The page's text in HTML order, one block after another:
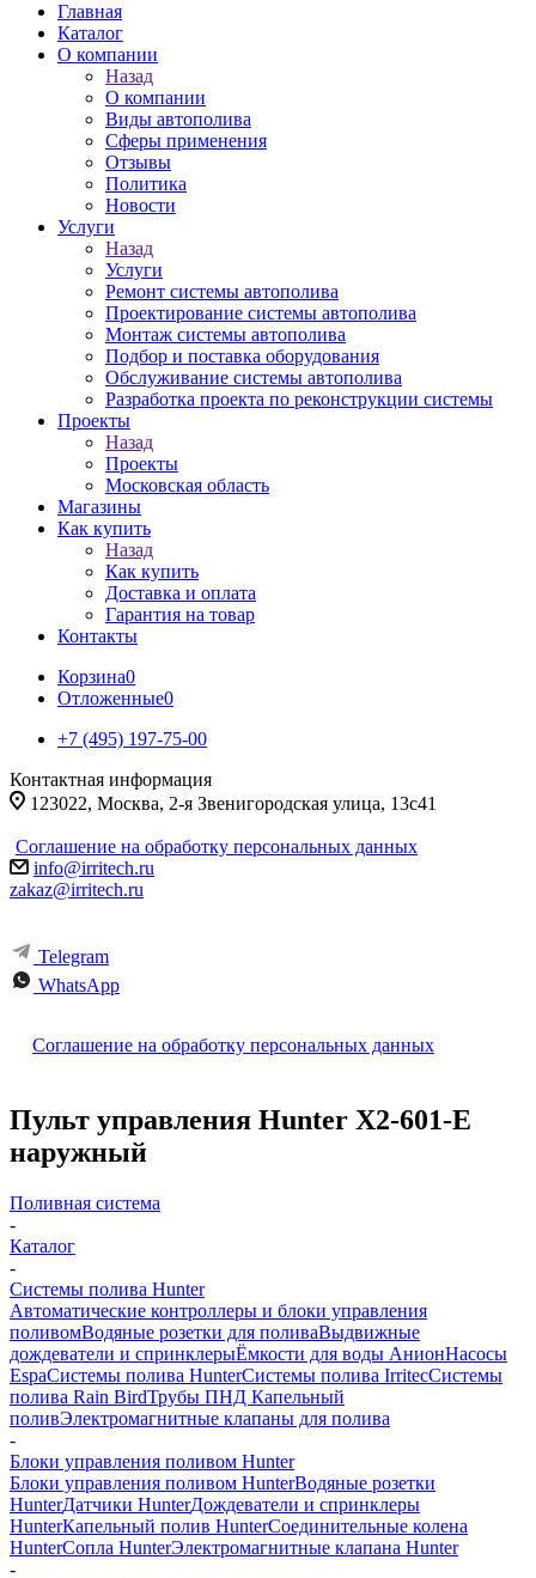
Главная
Каталог
О компании
Назад
О компании
Виды автополива
Сферы применения
Отзывы
Политика
Новости
Услуги
Назад
Услуги
Ремонт системы автополива
Проектирование системы автополива
Монтаж системы автополива
Подбор и поставка оборудования
Обслуживание системы автополива
Разработка проекта по реконструкции системы
Проекты
Назад
Проекты
Московская область
Магазины
Как купить
Назад
Как купить
Доставка и оплата
Гарантия на товар
Контакты
Корзина0
Отложенные0
+7 (495) 197-75-00
Контактная информация
123022, Москва, 2-я Звенигородская улица, 13с41
Соглашение на обработку персональных данных
info@irritech.ru
zakaz@irritech.ru
Telegram
WhatsApp
Соглашение на обработку персональных данных
Пульт управления Hunter X2-601-E
наружный
Поливная система
-
Каталог
-
Системы полива Hunter
Автоматические контроллеры и блоки управления
поливомВодяные розетки для поливаВыдвижные
дождеватели и спринклерыЁмкости для воды АнионНасосы
EspaСистемы полива HunterСистемы полива IrritecСистемы
полива Rain BirdТрубы ПНД Капельный
поливЭлектромагнитные клапаны для полива
-
Блоки управления поливом Hunter
Блоки управления поливом HunterВодяные розетки
HunterДатчики HunterДождеватели и спринклеры
HunterКапельный полив HunterСоединительные колена
HunterСопла HunterЭлектромагнитные клапана Hunter
-